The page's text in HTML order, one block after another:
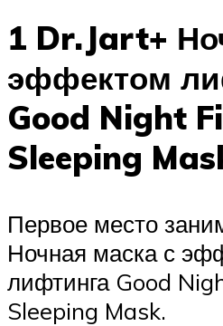
1 Dr.Jart+
эффектом
Good Night
Sleeping
Первое место
Ночная маска с
лифтинга Good
Sleeping Mask.